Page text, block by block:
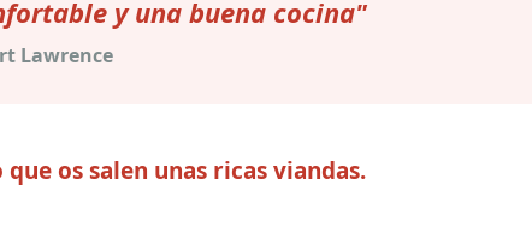
y una buena cocina"
Lawrence
que os salen unas ricas viandas.